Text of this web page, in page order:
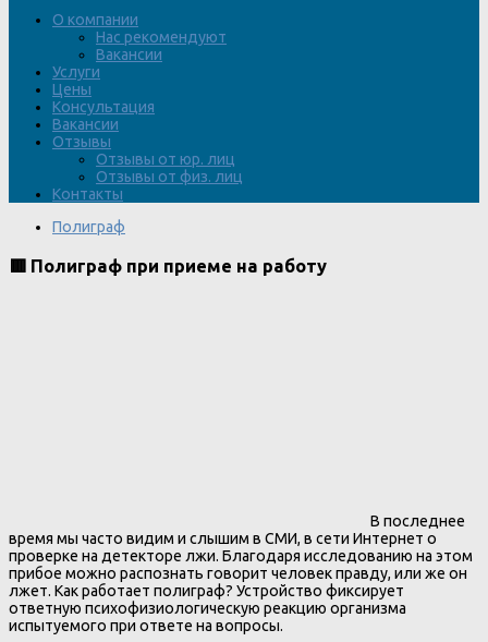
О компании
Нас рекомендуют
Вакансии
Услуги
Цены
Консультация
Вакансии
Отзывы
Отзывы от юр. лиц
Отзывы от физ. лиц
Контакты
Полиграф
🟥 Полиграф при приеме на работу
В последнее
время мы часто видим и слышим в СМИ, в сети Интернет о
проверке на детекторе лжи. Благодаря исследованию на этом
прибое можно распознать говорит человек правду, или же он
лжет. Как работает полиграф? Устройство фиксирует
ответную психофизиологическую реакцию организма
испытуемого при ответе на вопросы.